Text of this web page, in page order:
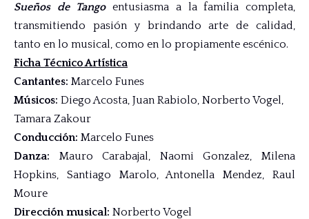
Sueños de Tangoentusiasma a la familia completa,
transmitiendo pasión y brindando arte de calidad,
tanto en lo musical, como en lo propiamente escénico.
Ficha Técnico Artística
Cantantes: Marcelo Funes
Músicos: Diego Acosta, Juan Rabiolo, Norberto Vogel,
Tamara Zakour
Conducción: Marcelo Funes
Danza: Mauro Carabajal, Naomi Gonzalez,Milena
Hopkins, Santiago Marolo,Antonella Mendez,Raul
Moure
Dirección musical: Norberto Vogel